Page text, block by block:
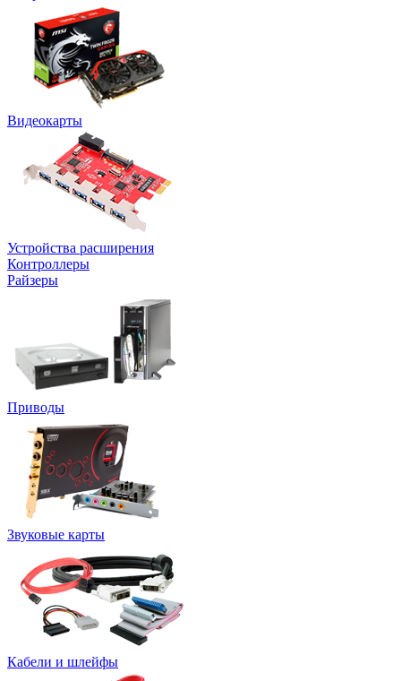
Видеокарты
Устройства расширения
Контроллеры
Райзеры
Приводы
Звуковые карты
Кабели и шлейфы